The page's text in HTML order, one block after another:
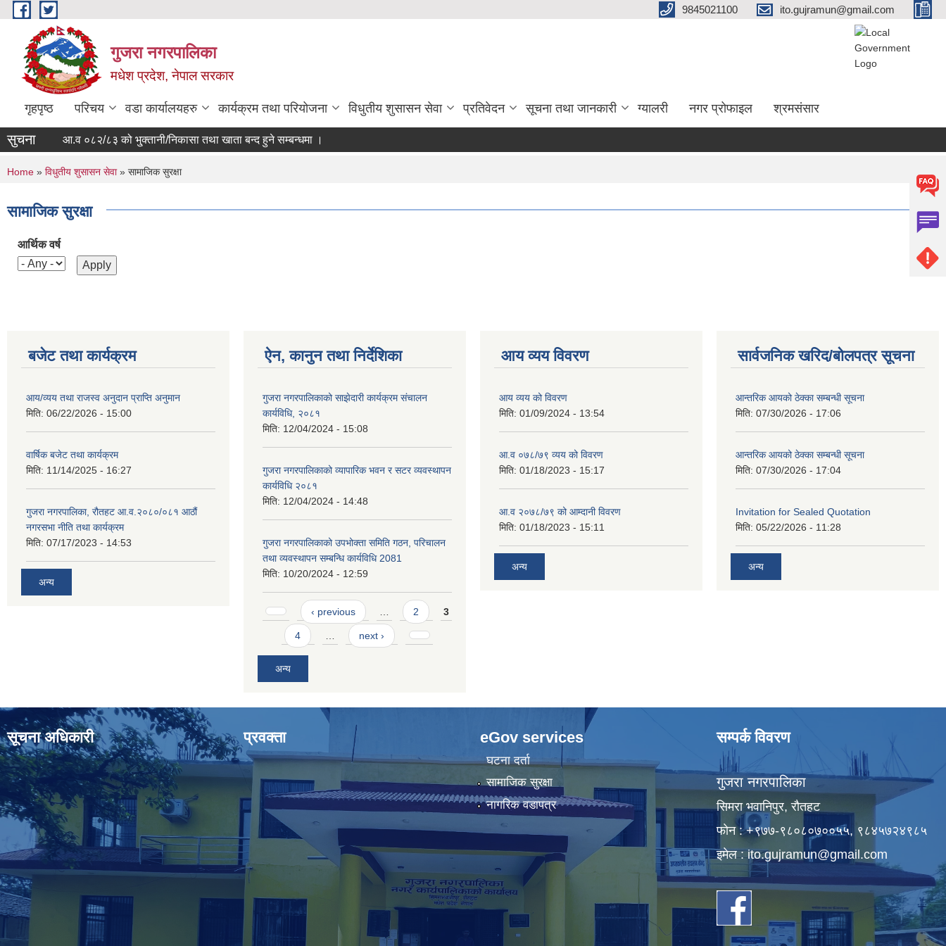
Skip to main content 9845021100 ito.gujramun@gmail.com
गुजरा नगरपालिका
मधेश प्रदेश, नेपाल सरकार
गृहपृष्ठ परिचय वडा कार्यालयहरु कार्यक्रम तथा परियोजना विधुतीय शुसासन सेवा प्रतिवेदन सूचना तथा जानकारी ग्यालरी नगर प्रोफाइल श्रमसंसार
सुचना आ.व ०८२/८३ को भु्क्तानी/निकासा तथा खाता बन्द हुने सम्बन्धमा ।
You are here
Home » विधुतीय शुसासन सेवा» सामाजिक सुरक्षा
सामाजिक सुरक्षा
आर्थिक वर्ष
बजेट तथा कार्यक्रम
आय/व्यय तथा राजस्व अनुदान प्राप्ति अनुमान
मिति: 06/22/2026 - 15:00
वार्षिक बजेट तथा कार्यक्रम
मिति: 11/14/2025 - 16:27
गुजरा नगरपालिका, रौतहट आ.व.२०८०/०८१ आठौं
नगरसभा नीति तथा कार्यक्रम
मिति: 07/17/2023 - 14:53
अन्य
ऐन, कानुन तथा निर्देशिका
गुजरा नगरपालिकाको साझेदारी कार्यक्रम संचालन
कार्यविधि, २०८१
मिति: 12/04/2024 - 15:08
गुजरा नगरपालिकाको व्यापारिक भवन र सटर व्यवस्थापन
कार्यविधि २०८१
मिति: 12/04/2024 - 14:48
गुजरा नगरपालिकाको उपभोक्ता समिति गठन, परिचालन
तथा व्यवस्थापन सम्बन्धि कार्यविधि 2081
मिति: 10/20/2024 - 12:59
Pages‹ previous 2 3
4 next ›
अन्य
आय व्यय विवरण
आय व्यय को विवरण
मिति: 01/09/2024 - 13:54
आ.व ०७८/७९ व्यय को विवरण
मिति: 01/18/2023 - 15:17
आ.व २०७८/७९ को आम्दानी विवरण
मिति: 01/18/2023 - 15:11
अन्य
सार्वजनिक खरिद/बोलपत्र सूचना
आन्तरिक आयको ठेक्का सम्बन्धी सूचना
मिति: 07/30/2026 - 17:06
आन्तरिक आयको ठेक्का सम्बन्धी सूचना
मिति: 07/30/2026 - 17:04
Invitation for Sealed Quotation
मिति: 05/22/2026 - 11:28
अन्य
सूचना अधिकारी प्रवक्ता eGov services
घटना दर्ता
सामाजिक सुरक्षा
नागरिक वडापत्र
सम्पर्क विवरण
गुजरा नगरपालिका
सिमरा भवानिपुर, राैतहट
फाेन : +९७७-९८०८०७००५५, ९८४५७२४९८५
इमेल :ito.gujramun@gmail.com